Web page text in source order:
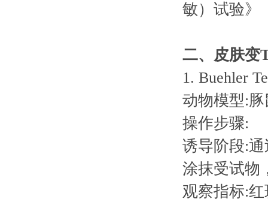
敏）试验》
二、皮肤变
1. Buehler
动物模型:豚
操作步骤:
诱导阶段:
涂抹受试物
观察指标: